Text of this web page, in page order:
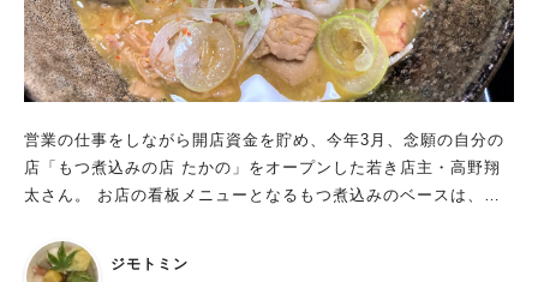
営業の仕事をしながら開店資金を貯め、今年3月、念願の自分の
店「もつ煮込みの店 たかの」をオープンした若き店主・高野翔
太さん。 お店の看板メニューとなるもつ煮込みのベースは、店
煮込みを、深いこだわりと愛情で進化させた逸品、「たかの」の
もつ煮込みは一食の価値あり！
ジモトミン